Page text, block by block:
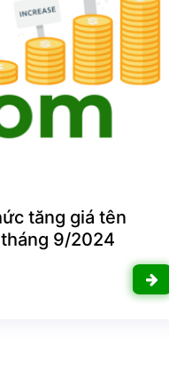
tăng giá tên
9/2024